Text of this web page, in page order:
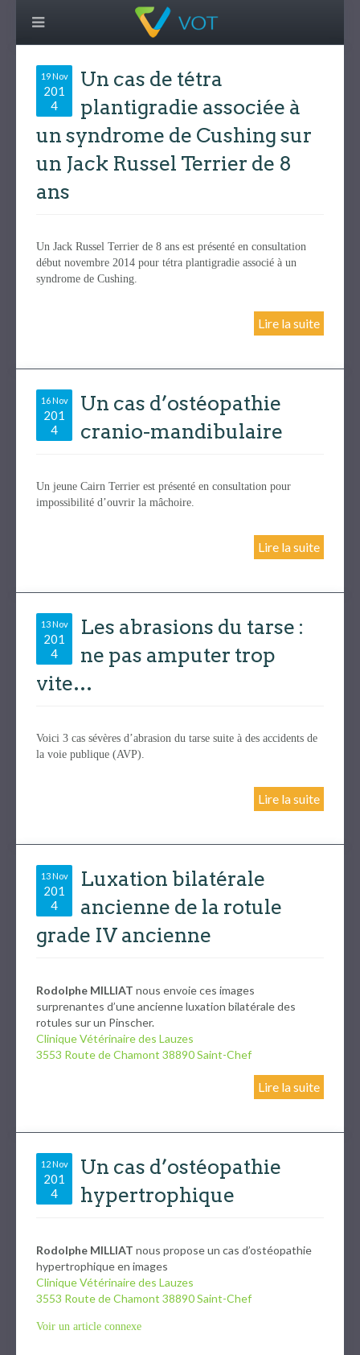
19 Nov
201
4
Un cas de tétra
plantigradie associée à
un syndrome de Cushing sur
un Jack Russel Terrier de 8
ans
Un Jack Russel Terrier de 8 ans est présenté en consultation
début novembre 2014 pour tétra plantigradie associé à un
syndrome de Cushing.
Lire la suite
16 Nov
201
4
Un cas d’ostéopathie
cranio-mandibulaire
Un jeune Cairn Terrier est présenté en consultation pour
impossibilité d’ouvrir la mâchoire.
Lire la suite
13 Nov
201
4
Les abrasions du tarse :
ne pas amputer trop
vite…
Voici 3 cas sévères d’abrasion du tarse suite à des accidents de
la voie publique (AVP).
Lire la suite
13 Nov
201
4
Luxation bilatérale
ancienne de la rotule
grade IV ancienne
Rodolphe MILLIAT nous envoie ces images
surprenantes d’une ancienne luxation bilatérale des
rotules sur un Pinscher.
Clinique Vétérinaire des Lauzes
3553 Route de Chamont 38890 Saint-Chef
Lire la suite
12 Nov
201
4
Un cas d’ostéopathie
hypertrophique
Rodolphe MILLIAT nous propose un cas d’ostéopathie
hypertrophique en images
Clinique Vétérinaire des Lauzes
3553 Route de Chamont 38890 Saint-Chef
Voir un article connexe